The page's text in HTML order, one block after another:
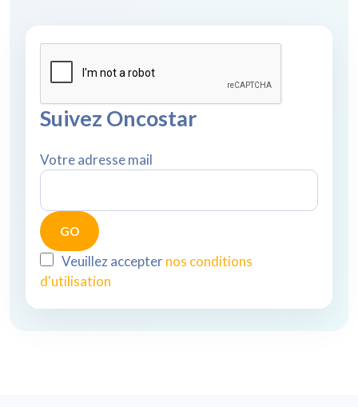
Suivez Oncostar
Votre adresse mail
Veuillez accepternos conditions
d'utilisation